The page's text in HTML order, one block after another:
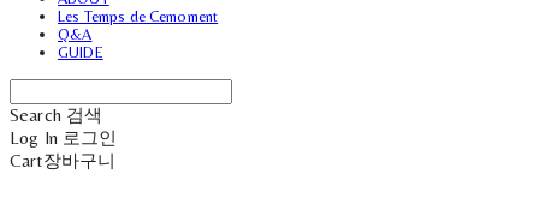
Les Temps de Cemoment
Q&A
GUIDE
Search 검색
Log In 로그인
Cart장바구니